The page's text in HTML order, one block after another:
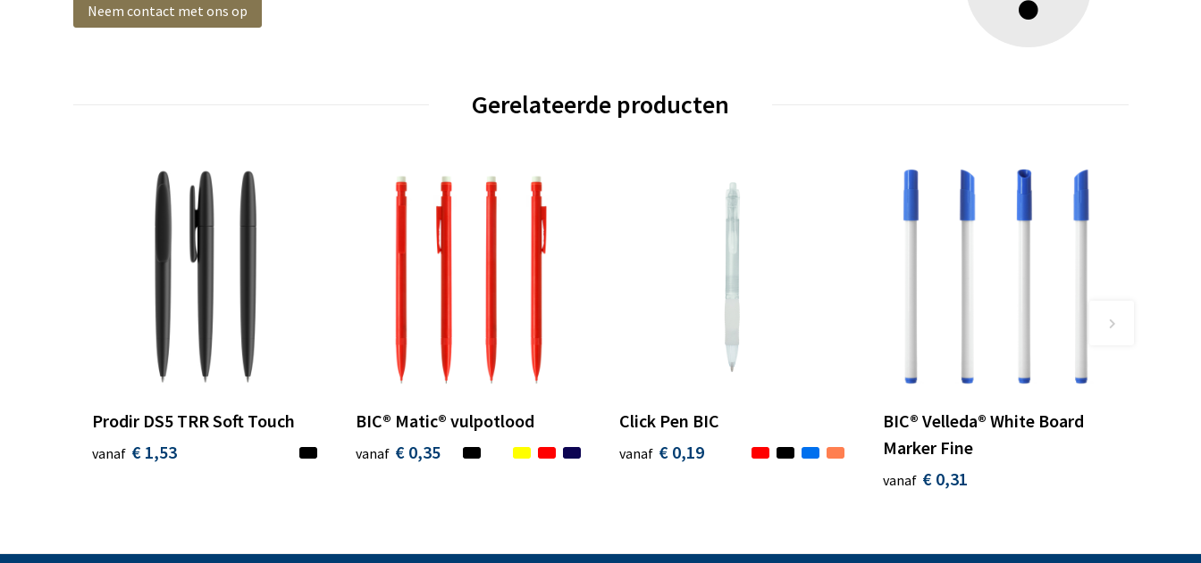
Neem contact met ons op
Gerelateerde producten
Prodir DS5 TRR Soft Touch
vanaf € 1,53
BIC® Matic® vulpotlood
vanaf € 0,35
Click Pen BIC
vanaf € 0,19
BIC® Velleda® White Board
Marker Fine
vanaf € 0,31